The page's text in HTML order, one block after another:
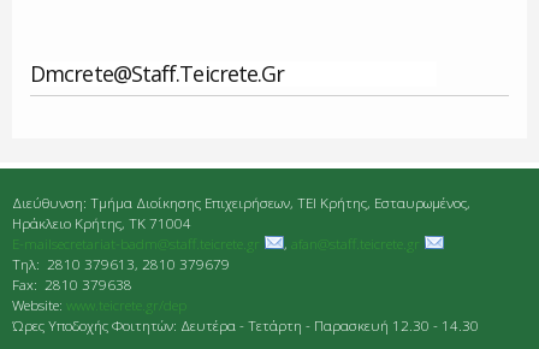
Dmcrete@staff.teicrete.gr
Διεύθυνση: Τμήμα Διοίκησης Επιχειρήσεων, ΤΕΙ Κρήτης, Εσταυρωμένος,
Ηράκλειο Κρήτης, ΤΚ 71004
E-mailsecretariat-badm@staff.teicrete.gr
, afan@staff.teicrete.gr
Tηλ: 2810 379613, 2810 379679
Fax: 2810 379638
Website: www.teicrete.gr/dep
Ώρες Υποδοχής Φοιτητών: Δευτέρα - Τετάρτη - Παρασκευή 12.30 - 14.30